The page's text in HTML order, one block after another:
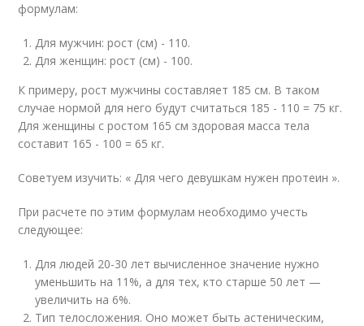
формулам:
Для мужчин: рост (см) - 110.
Для женщин: рост (см) - 100.
К примеру, рост мужчины составляет 185 см. В таком
случае нормой для него будут считаться 185 - 110 = 75 кг.
Для женщины с ростом 165 см здоровая масса тела
составит 165 - 100 = 65 кг.
Советуем изучить: « Для чего девушкам нужен протеин ».
При расчете по этим формулам необходимо учесть
следующее:
Для людей 20-30 лет вычисленное значение нужно
уменьшить на 11%, а для тех, кто старше 50 лет —
увеличить на 6%.
Тип телосложения. Оно может быть астеническим,